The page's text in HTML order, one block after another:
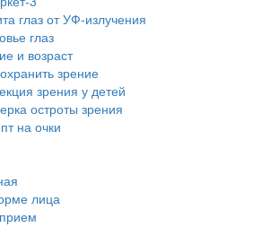
глаз от УФ-излучения
глаз
и возраст
зрение
зрения у детей
остроты зрения
на очки
лица